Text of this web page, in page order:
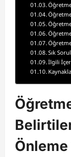
Sık
İlgili
Önleme